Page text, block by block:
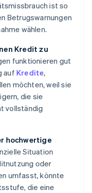
ist so
Betrugswarnungen
wählen.
Kredit zu
funktionieren gut
auf Kredite,
möchten, weil sie
die sie
vollständig
hochwertige
Situation
oder
umfasst, könnte
die eine